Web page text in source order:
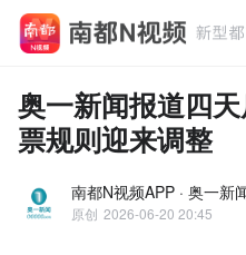
奥一新闻报道四
票规则迎来调整
南都N视频APP · 奥一新
原创 2026-06-20 20:45